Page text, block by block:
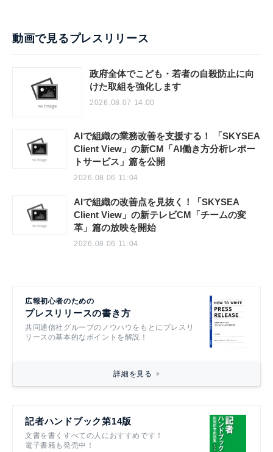
動画で見るプレスリリース
政府全体でこども・若者の自殺防止に向
けた取組を強化します
2026.08.07 14:00
AIで組織の業務改善を支援する！ 「SKYSEA
Client View」の新CM「AI働き方分析レポー
トサービス」篇を公開
2026.08.06 11:04
AIで組織の改善点を見抜く！「SKYSEA
Client View」の新テレビCM「チームの変
革」篇の放映を開始
2026.08.06 11:04
広報初心者のための
プレスリリースの書き方
共同通信社グループのノウハウをもとにプレスリ
リースの基本的なポイントを解説！
詳細を見る
記者ハンドブック第14版
文書を書くすべての人におすすめです！
電子書籍も発売中！